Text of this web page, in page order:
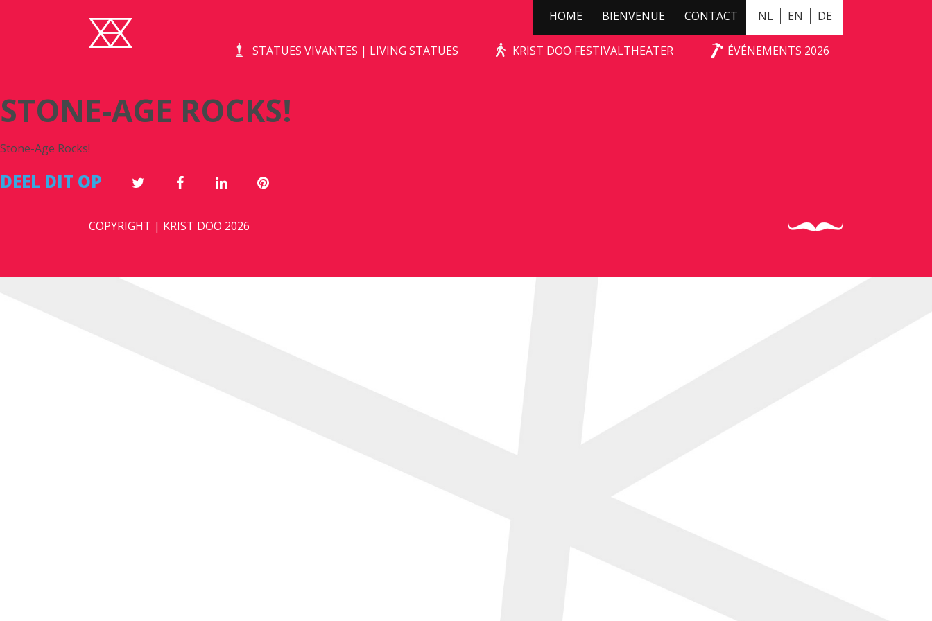
NL EN DE
HOME BIENVENUE CONTACT
STATUES VIVANTES | LIVING STATUES KRIST DOO FESTIVALTHEATER ÉVÉNEMENTS 2026
STONE-AGE ROCKS!
STONE-AGE ROCKS!
Stone-Age Rocks!
DEEL DIT OP
COPYRIGHT | KRIST DOO 2026